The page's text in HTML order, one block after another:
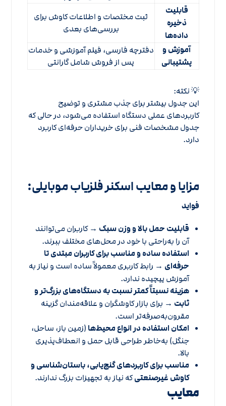
قابلیت
ذخیره
داده‌ها
ثبت مختصات و اطلاعات کاوش برای
بررسی‌های بعدی
آموزش و
پشتیبانی
دفترچه فارسی، فیلم آموزشی و خدمات
پس از فروش شامل گارانتی
💡 نکته:
این جدول بیشتر برای جذب مشتری و توضیح
کاربردهای عملی دستگاه استفاده می‌شود، در حالی که
جدول مشخصات فنی برای خریداران حرفه‌ای کاربرد
دارد.
مزایا و معایب اسکنر فلزیاب موبایلی:
فواید
قابلیت حمل بالا و وزن سبک → کاربران می‌توانند
آن را به‌راحتی با خود در محل‌های مختلف ببرند.
استفاده ساده و مناسب برای کاربران مبتدی تا
حرفه‌ای → رابط کاربری معمولاً ساده است و نیاز به
آموزش پیچیده ندارد.
هزینه نسبتاً کمتر نسبت به دستگاه‌های بزرگ‌تر و
ثابت → برای بازار کاوشگران و علاقه‌مندان گزینه
مقرون‌به‌صرفه‌تر است.
امکان استفاده در انواع محیط‌ها (زمین باز، ساحل،
جنگل) به‌خاطر طراحی قابل حمل و انعطاف‌پذیری
بالا.
مناسب برای کاربردهای گنج‌یابی، باستان‌شناسی و
کاوش غیرصنعتیکه نیاز به تجهیزات بزرگ ندارند.
معایب